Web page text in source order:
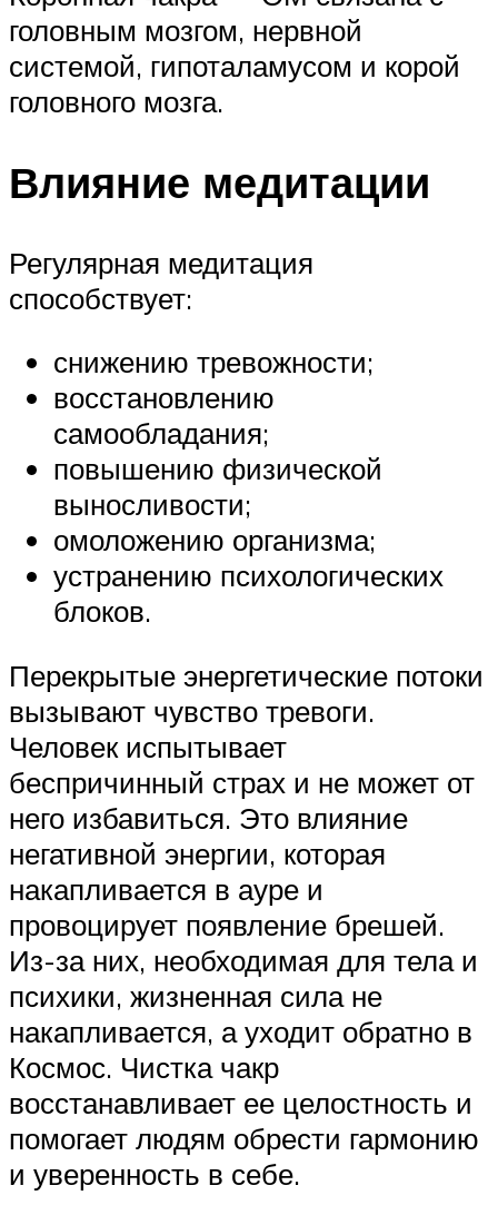
головным мозгом, нервной
системой, гипоталамусом и корой
головного мозга.
Влияние медитации
Регулярная медитация
способствует:
снижению тревожности;
восстановлению
самообладания;
повышению физической
выносливости;
омоложению организма;
устранению психологических
блоков.
Перекрытые энергетические потоки
вызывают чувство тревоги.
Человек испытывает
беспричинный страх и не может от
него избавиться. Это влияние
негативной энергии, которая
накапливается в ауре и
провоцирует появление брешей.
Из-за них, необходимая для тела и
психики, жизненная сила не
накапливается, а уходит обратно в
Космос. Чистка чакр
восстанавливает ее целостность и
помогает людям обрести гармонию
и уверенность в себе.